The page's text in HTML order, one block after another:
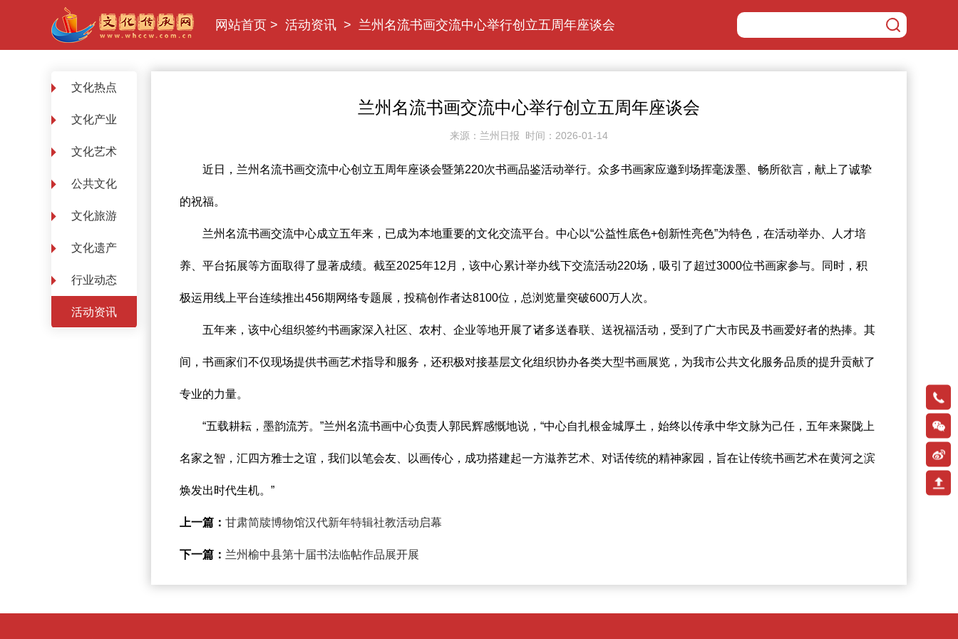
网站首页 > 活动资讯 > 兰州名流书画交流中心举行创立五周年座谈会
文化热点
文化产业
文化艺术
公共文化
文化旅游
文化遗产
行业动态
活动资讯
兰州名流书画交流中心举行创立五周年座谈会
来源：兰州日报 时间：2026-01-14
近日，兰州名流书画交流中心创立五周年座谈会暨第220次书画品鉴活动举行。众多书画家应邀到场挥毫泼墨、畅所欲言，献上了诚挚
的祝福。
兰州名流书画交流中心成立五年来，已成为本地重要的文化交流平台。中心以“公益性底色+创新性亮色”为特色，在活动举办、人才培
养、平台拓展等方面取得了显著成绩。截至2025年12月，该中心累计举办线下交流活动220场，吸引了超过3000位书画家参与。同时，积
极运用线上平台连续推出456期网络专题展，投稿创作者达8100位，总浏览量突破600万人次。
五年来，该中心组织签约书画家深入社区、农村、企业等地开展了诸多送春联、送祝福活动，受到了广大市民及书画爱好者的热捧。其
间，书画家们不仅现场提供书画艺术指导和服务，还积极对接基层文化组织协办各类大型书画展览，为我市公共文化服务品质的提升贡献了
专业的力量。
“五载耕耘，墨韵流芳。”兰州名流书画中心负责人郭民辉感慨地说，“中心自扎根金城厚土，始终以传承中华文脉为己任，五年来聚陇上
名家之智，汇四方雅士之谊，我们以笔会友、以画传心，成功搭建起一方滋养艺术、对话传统的精神家园，旨在让传统书画艺术在黄河之滨
焕发出时代生机。”
上一篇： 甘肃简牍博物馆汉代新年特辑社教活动启幕
下一篇： 兰州榆中县第十届书法临帖作品展开展
扫码
关注
新浪